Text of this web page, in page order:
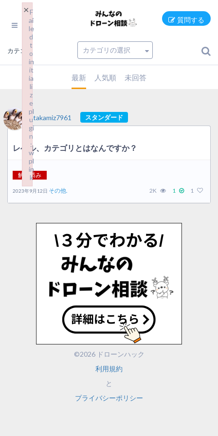
質問する
カテゴリ
最新 人気順 未回答
takamiz7961 スタンダード
レベル、カテゴリとはなんですか？
解決済み
2023年9月12日 その他. 2K 1 1
©2026 ドローンハック
利用規約
と
プライバシーポリシー
F
ai
le
d
t
o
in
it
ia
li
z
e
pl
u
gi
n
:
w
pl
in
k
×
Failed to initialize plugin: wplink
F
ai
le
d
t
o
in
it
ia
li
z
e
pl
u
gi
n
:
w
pl
in
k
×
Failed to initialize plugin: wplink